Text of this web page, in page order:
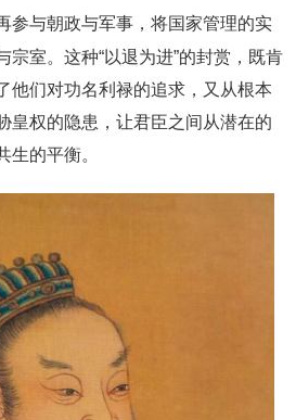
参与朝政与军事，将国家管理的实
宗室。这种“以退为进”的封赏，既肯
他们对功名利禄的追求，又从根本
皇权的隐患，让君臣之间从潜在的
生的平衡。